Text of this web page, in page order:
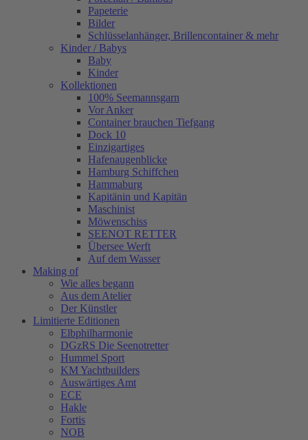
Papeterie
Bilder
Schlüsselanhänger, Brillencontainer & mehr
Kinder / Babys
Baby
Kinder
Kollektionen
100% Seemannsgarn
Vor Anker
Container brauchen Tiefgang
Dock 10
Einzigartiges
Hafenaugen­blicke
Hamburg Schiffchen
Hammaburg
Kapitänin und Kapitän
Maschinist
Möwenschiss
SEENOT RETTER
Übersee Werft
Auf dem Wasser
Making of
Wie alles begann
Aus dem Atelier
Der Künstler
Limitierte Editionen
Elbphilharmonie
DGzRS Die Seenotretter
Hummel Sport
KM Yachtbuilders
Auswärtiges Amt
ECE
Hakle
Fortis
NOB